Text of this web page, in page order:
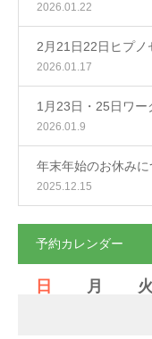
2026.01.22
2月21日22日ヒプノ
2026.01.17
1月23日・25日ワー
2026.01.9
年末年始のお休みに
2025.12.15
予約カレンダー
日
月 火